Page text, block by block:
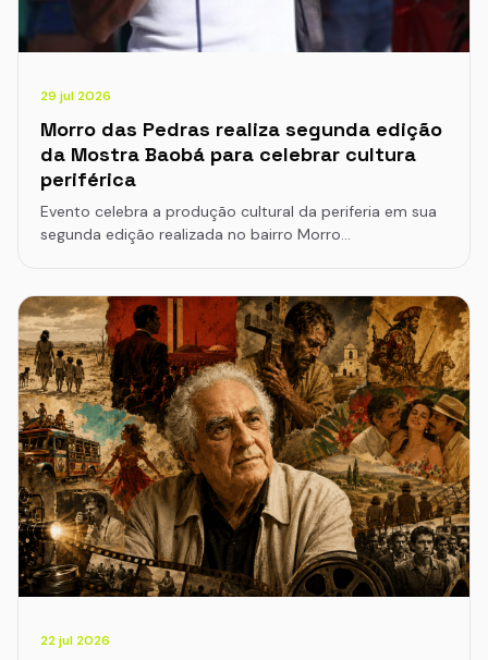
29 jul 2026
Morro das Pedras realiza segunda edição
da Mostra Baobá para celebrar cultura
periférica
Evento celebra a produção cultural da periferia em sua
segunda edição realizada no bairro Morro…
22 jul 2026